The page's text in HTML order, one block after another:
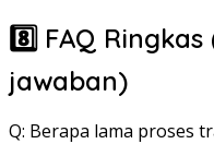
8️⃣ FAQ
jawaban)
Q: Berapa lama proses